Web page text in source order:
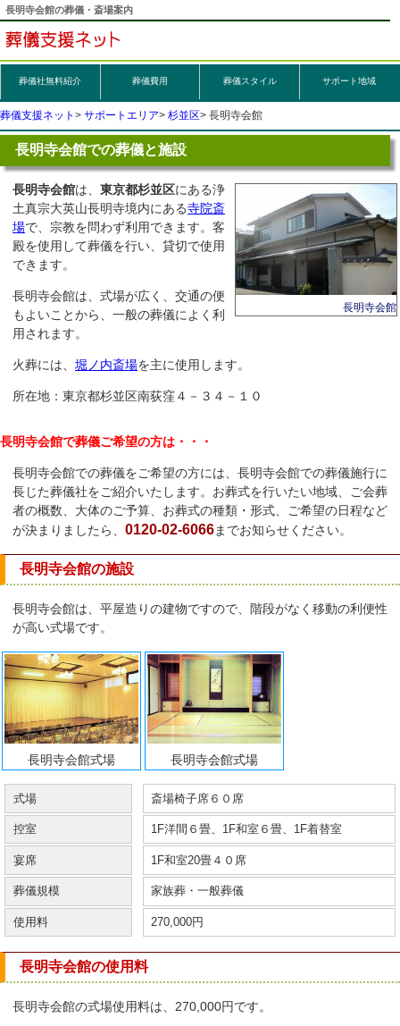
長明寺会館の葬儀・斎場案内
葬儀社無料紹介 葬儀費用 葬儀スタイル サポート地域
葬儀支援ネット サポートエリア 杉並区 長明寺会館
長明寺会館での葬儀と施設
長明寺会館
長明寺会館は、 東京都杉並区にある浄
土真宗大英山長明寺境内にある寺院斎
場で、宗教を問わず利用できます。客
殿を使用して葬儀を行い、貸切で使用
できます。
長明寺会館は、式場が広く、交通の便
もよいことから、一般の葬儀によく利
用されます。
火葬には、 堀ノ内斎場を主に使用します。
所在地：東京都杉並区南荻窪４－３４－１０
長明寺会館で葬儀ご希望の方は・・・
長明寺会館での葬儀をご希望の方には、長明寺会館での葬儀施行に
長じた葬儀社をご紹介いたします。お葬式を行いたい地域、ご会葬
者の概数、大体のご予算、お葬式の種類・形式、ご希望の日程など
が決まりましたら、 0120-02-6066までお知らせください。
長明寺会館の施設
長明寺会館は、平屋造りの建物ですので、階段がなく移動の利便性
が高い式場です。
長明寺会館式場 長明寺会館式場
式場 斎場椅子席６０席
控室 1F洋間６畳、1F和室６畳、1F着替室
宴席 1F和室20畳４０席
葬儀規模 家族葬・一般葬儀
使用料 270,000円
長明寺会館の使用料
長明寺会館の式場使用料は、270,000円です。